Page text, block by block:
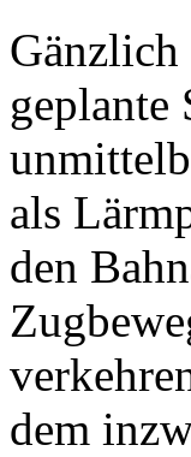
Gänzlich
geplante
als
den
dem